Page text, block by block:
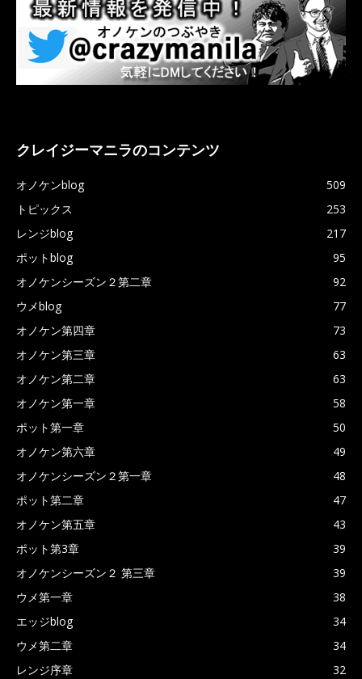
クレイジーマニラのコンテンツ
オノケンblog
509
トピックス
253
レンジblog
217
ポットblog
95
オノケンシーズン２第二章
92
ウメblog
77
オノケン第四章
73
オノケン第三章
63
オノケン第二章
63
オノケン第一章
58
ポット第一章
50
オノケン第六章
49
オノケンシーズン２第一章
48
ポット第二章
47
オノケン第五章
43
ポット第3章
39
オノケンシーズン２ 第三章
39
ウメ第一章
38
エッジblog
34
ウメ第二章
34
レンジ序章
32